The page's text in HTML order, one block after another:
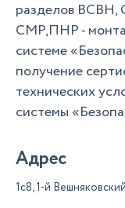
разделов ВСВН,
СМР,ПНР -
системе
получение
технических
системы
Адрес
1с8, 1-й